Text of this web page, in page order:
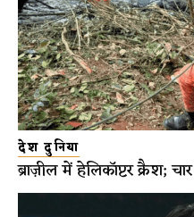
देश दुनिया
ब्राज़ील में हेलिकॉप्टर क्रैश;